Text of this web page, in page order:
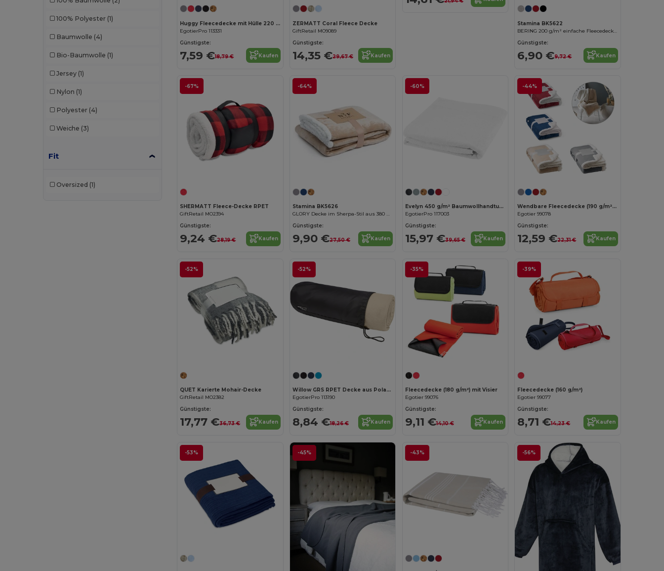
100% Polyester (1)
Baumwolle (4)
Bio-Baumwolle (1)
Jersey (1)
Nylon (1)
Polyester (4)
Weiche (3)
Fit
Oversized (1)
Huggy Fleecedecke mit Hülle 220 × 250 cm
EgotierPro 113331
Günstigste:
7,59 €18,79 € Kaufen
ZERMATT Coral Fleece Decke
GiftRetail MO9089
Günstigste:
14,35 €29,67 € Kaufen
Stamina BK5622
BERING 200 g/m² einfache Fleecedecke mit passendem Beutel
Günstigste:
6,90 €9,72 € Kaufen
-67%
SHERMATT Fleece-Decke RPET
GiftRetail MO2394
Günstigste:
9,24 €28,19 € Kaufen
-64%
Stamina BK5626
GLORY Decke im Sherpa-Stil aus 380 g/m² Fleece
Günstigste:
9,90 €27,50 € Kaufen
-60%
Evelyn 450 g/m² Baumwollhandtuch 100 x 180 cm
EgotierPro 117003
Günstigste:
15,97 €39,65 € Kaufen
-44%
Wendbare Fleecedecke (190 g/m²) mit Satinband und personalisierter Karte
Egotier 99078
Günstigste:
12,59 €22,31 € Kaufen
-52%
QUET Karierte Mohair-Decke
GiftRetail MO2382
Günstigste:
17,77 €36,73 € Kaufen
-52%
Willow GRS RPET Decke aus Polar Fleece
EgotierPro 113190
Günstigste:
8,84 €18,26 € Kaufen
-35%
Jetzt konfigurieren!
Fleecedecke (180 g/m²) mit Visier
Egotier 99076
Günstigste:
9,11 €14,10 € Kaufen
-39%
Fleecedecke (160 g/m²)
Egotier 99077
Günstigste:
8,71 €14,23 € Kaufen
-53% -45% -43% -56%